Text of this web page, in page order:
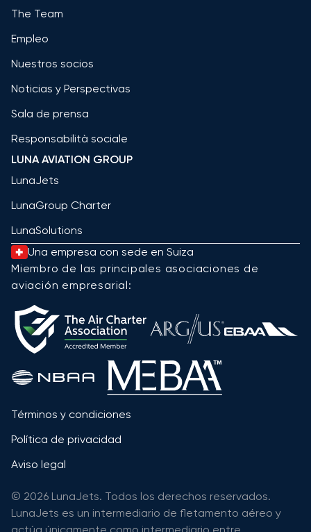
The Team
Empleo
Nuestros socios
Noticias y Perspectivas
Sala de prensa
Responsabilità sociale
LUNA AVIATION GROUP
LunaJets
LunaGroup Charter
LunaSolutions
Una empresa con sede en Suiza
Miembro de las principales asociaciones de
aviación empresarial:
Términos y condiciones
Política de privacidad
Aviso legal
© 2026 LunaJets. Todos los derechos reservados.
LunaJets es un intermediario de fletamento aéreo y